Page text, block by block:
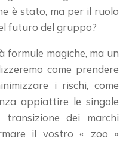
è stato, ma per il ruolo
futuro del gruppo?
magiche, ma un
come prendere
i rischi, come
appiattire le singole
dei marchi
il vostro « zoo »